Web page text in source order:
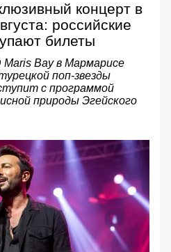
концерт в
российские
билеты
Maris Bay в Мармарисе
поп-звезды
с программой
природы Эгейского